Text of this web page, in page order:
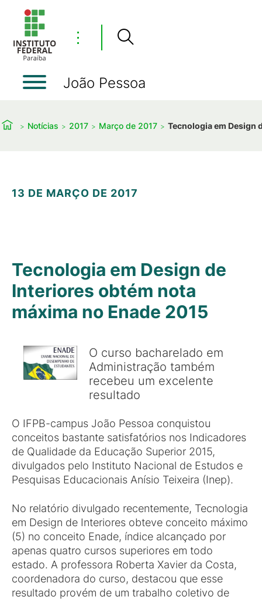
⋮
João Pessoa
Notícias 2017 Março de 2017 Tecnologia em Design
13 DE MARÇO DE 2017
Tecnologia em Design de
Interiores obtém nota
máxima no Enade 2015
O curso bacharelado em
Administração também
recebeu um excelente
resultado
O IFPB-campus João Pessoa conquistou
conceitos bastante satisfatórios nos Indicadores
de Qualidade da Educação Superior 2015,
divulgados pelo Instituto Nacional de Estudos e
Pesquisas Educacionais Anísio Teixeira (Inep).
No relatório divulgado recentemente, Tecnologia
em Design de Interiores obteve conceito máximo
(5) no conceito Enade, índice alcançado por
apenas quatro cursos superiores em todo
estado. A professora Roberta Xavier da Costa,
coordenadora do curso, destacou que esse
resultado provém de um trabalho coletivo de